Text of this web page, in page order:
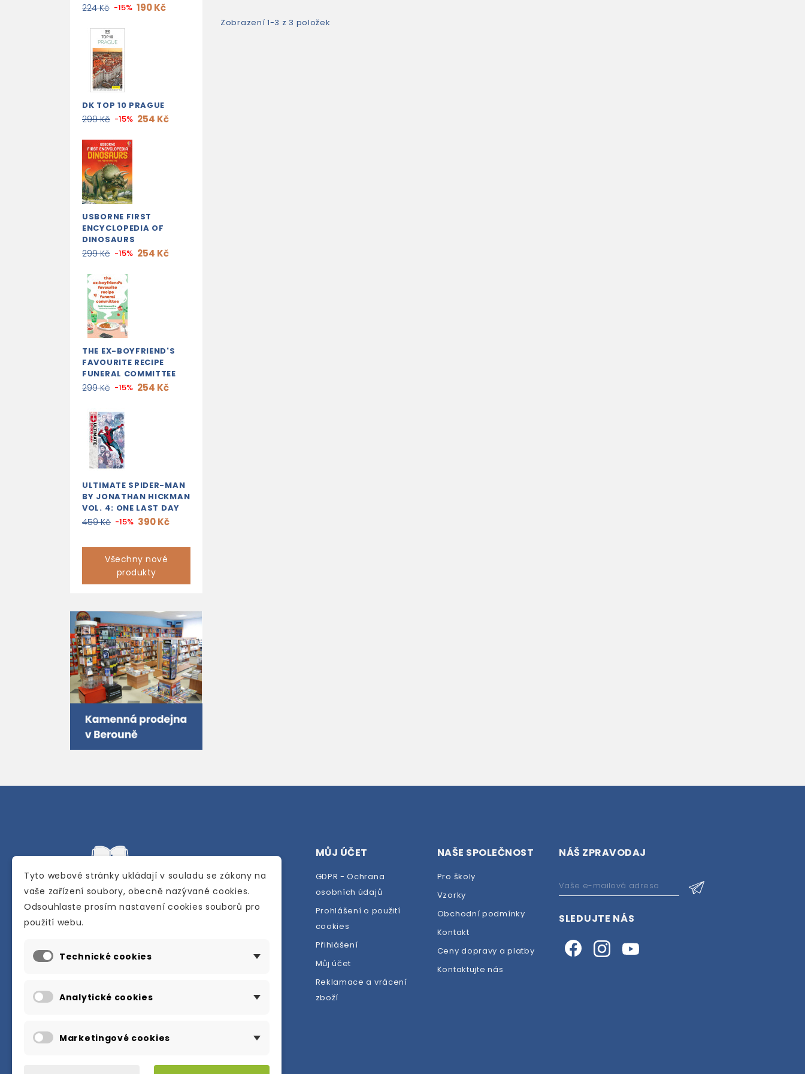
224 Kč -15% 190 Kč
DK TOP 10 PRAGUE
299 Kč -15% 254 Kč
USBORNE FIRST
ENCYCLOPEDIA OF
DINOSAURS
299 Kč -15% 254 Kč
THE EX-BOYFRIEND'S
FAVOURITE RECIPE
FUNERAL COMMITTEE
299 Kč -15% 254 Kč
ULTIMATE SPIDER-MAN
BY JONATHAN HICKMAN
VOL. 4: ONE LAST DAY
459 Kč -15% 390 Kč
Všechny nové
produkty
Zobrazení 1-3 z 3 položek
Internetové a kamenné knihkupectví se
anglického jazyka.
Karly Machové 48 Beroun 266 01
info@englishbooks.cz
MŮJ ÚČET
GDPR - Ochrana
osobních údajů
Prohlášení o použití
cookies
Přihlášení
Můj účet
Reklamace a vrácení
zboží
NAŠE SPOLEČNOST
Pro školy
Vzorky
Obchodní podmínky
Kontakt
Ceny dopravy a platby
Kontaktujte nás
NÁŠ ZPRAVODAJ
SLEDUJTE NÁS
Tyto webové stránky ukládají v souladu se zákony na
vaše zařízení soubory, obecně nazývané cookies.
Odsouhlaste prosím nastavení cookies souborů pro
použití webu.
Technické cookies
Analytické cookies
Marketingové cookies